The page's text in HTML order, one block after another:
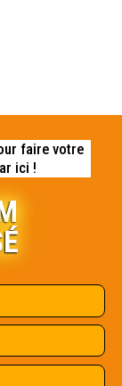
faire votre
ici !